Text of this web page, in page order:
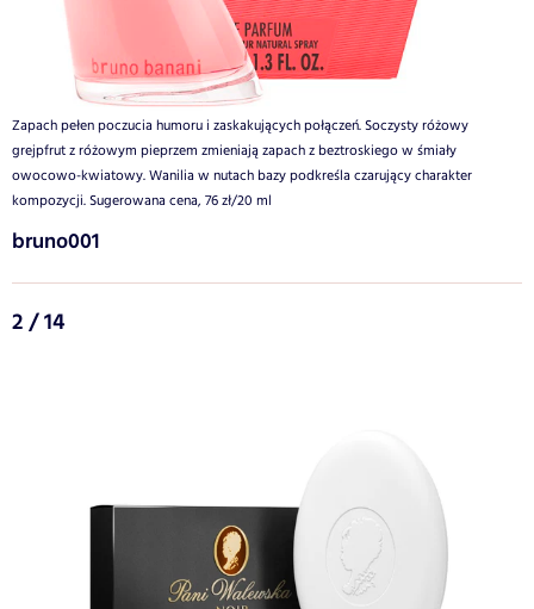
Zapach pełen poczucia humoru i zaskakujących połączeń. Soczysty różowy
grejpfrut z różowym pieprzem zmieniają zapach z beztroskiego w śmiały
owocowo-kwiatowy. Wanilia w nutach bazy podkreśla czarujący charakter
kompozycji. Sugerowana cena, 76 zł/20 ml
bruno001
2 / 14